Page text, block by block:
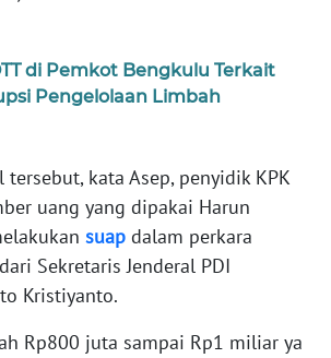
di Pemkot Bengkulu Terkait
Pengelolaan Limbah
tersebut, kata Asep, penyidik KPK
uang yang dipakai Harun
suap dalam perkara
Sekretaris Jenderal PDI
Kristiyanto.
Rp800 juta sampai Rp1 miliar ya